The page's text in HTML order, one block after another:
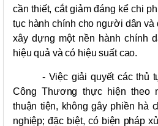
cần thiết, cắt giảm đáng kể chi
tục hành chính cho người dân và
xây dựng một nền hành chính
hiệu quả và có hiệu suất cao.
- Việc giải quyết các thủ
Công Thương thực hiện theo
thuận tiện, không gây phiền hà
nghiệp; đặc biệt, có biện pháp